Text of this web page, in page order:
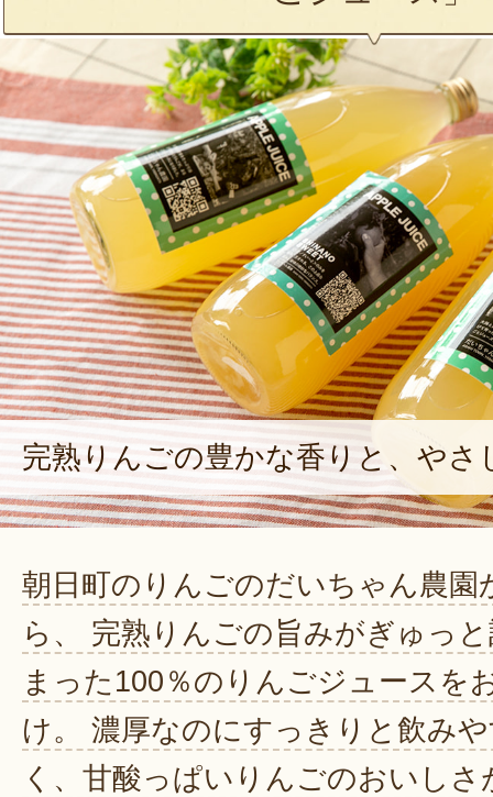
完熟りんごの豊かな香りと、やさ
朝日町のりんごのだいちゃん農園
ら、 完熟りんごの旨みがぎゅっ
まった100％のりんごジュースを
け。 濃厚なのにすっきりと飲み
く、甘酸っぱいりんごのおいしさ